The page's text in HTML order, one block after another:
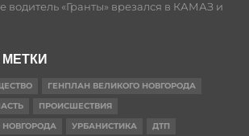
водитель «Гранты» врезался в КАМАЗ и
ГЕНПЛАН ВЕЛИКОГО НОВГОРОДА
ПРОИСШЕСТВИЯ
НОВГОРОДА
УРБАНИСТИКА
ДТП